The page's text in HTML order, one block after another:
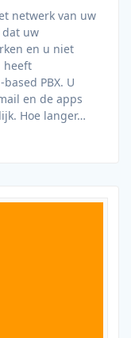
netwerk van uw
uw
en u niet
heeft
PBX. U
en de apps
Hoe langer…